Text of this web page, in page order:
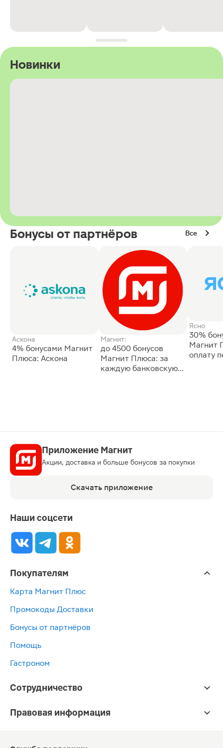
Новинки
Бонусы от партнёров Все
Аскона
4% бонусами Магнит
Плюса: Аскона
Магнит:
до 4500 бонусов
Магнит Плюса: за
каждую банковскую
Ясно
30%
Магнит
оплату
Приложение Магнит
Акции, доставка и больше бонусов за покупки
Скачать приложение
Наши соцсети
Покупателям
Карта Магнит Плюс
Промокоды Доставки
Бонусы от партнёров
Помощь
Гастроном
Сотрудничество
Правовая информация